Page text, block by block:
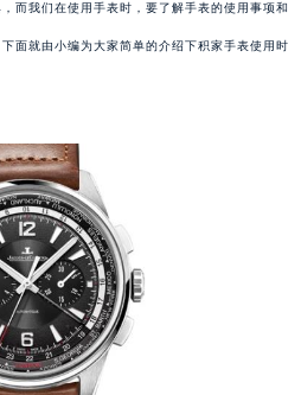
而我们在使用手表时，要了解手表的使用事项和
面就由小编为大家简单的介绍下积家手表使用时